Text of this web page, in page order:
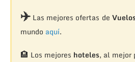
✈️Las mejores ofertas de
mundo aquí.
🏨 Los mejores hoteles, al mejor